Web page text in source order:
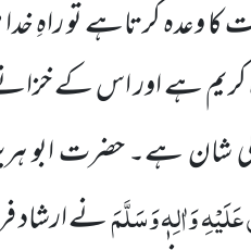
وعدہ کرتاہے تو راہِ
کریم ہے اور اس کے
شان ہے۔ حضرت ابو
عَلَیْہِ وَاٰلِہٖ وَسَلَّمَنے ارشاد